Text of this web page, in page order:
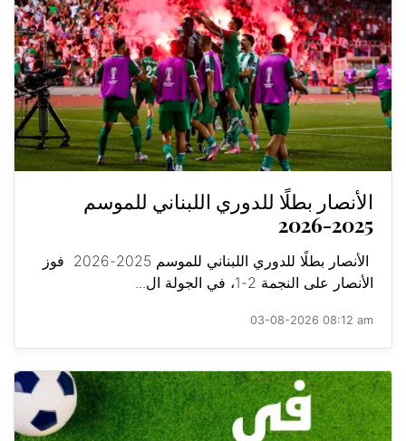
الأنصار بطلًا للدوري اللبناني للموسم
2025-2026
الأنصار بطلًا للدوري اللبناني للموسم 2025-2026 فوز
الأنصار على النجمة 2-1، في الجولة ال...
03-08-2026 08:12 am